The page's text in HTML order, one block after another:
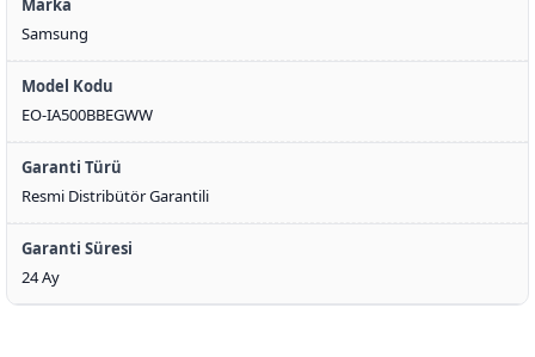
Marka
Samsung
Model Kodu
EO-IA500BBEGWW
Garanti Türü
Resmi Distribütör Garantili
Garanti Süresi
24 Ay